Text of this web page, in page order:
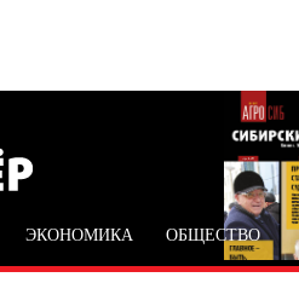
ЭКОНОМИКА ОБЩЕСТВО